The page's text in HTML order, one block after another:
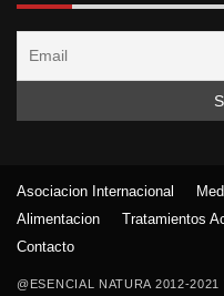
@ESENCIAL NATURA 2012-
Asociacion Internacional
Alimentacion
Tratamientos
Contacto